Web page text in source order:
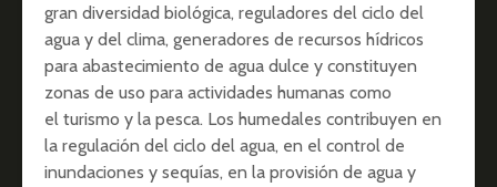
gran diversidad biológica, reguladores del ciclo del
agua y del clima, generadores de recursos hídricos
para abastecimiento de agua dulce y constituyen
zonas de uso para actividades humanas como
el turismo y la pesca. Los humedales contribuyen en
la regulación del ciclo del agua, en el control de
inundaciones y sequías, en la provisión de agua y